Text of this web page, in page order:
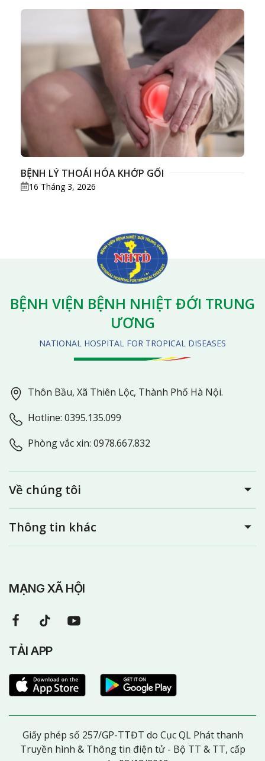
BỆNH LÝ THOÁI HÓA KHỚP GỐI
16 Tháng 3, 2026
BỆNH VIỆN BỆNH NHIỆT ĐỚI TRUNG
ƯƠNG
NATIONAL HOSPITAL FOR TROPICAL DISEASES
Thôn Bầu, Xã Thiên Lộc, Thành Phố Hà Nội.
Hotline: 0395.135.099
Phòng vắc xin: 0978.667.832
Về chúng tôi
Thông tin khác
MẠNG XÃ HỘI
TẢI APP
Giấy phép số 257/GP-TTĐT do Cục QL Phát thanh
Truyền hình & Thông tin điện tử - Bộ TT & TT, cấp